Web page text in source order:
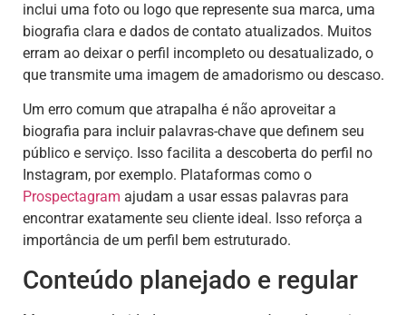
inclui uma foto ou logo que represente sua marca, uma
biografia clara e dados de contato atualizados. Muitos
erram ao deixar o perfil incompleto ou desatualizado, o
que transmite uma imagem de amadorismo ou descaso.
Um erro comum que atrapalha é não aproveitar a
biografia para incluir palavras-chave que definem seu
público e serviço. Isso facilita a descoberta do perfil no
Instagram, por exemplo. Plataformas como o
Prospectagram ajudam a usar essas palavras para
encontrar exatamente seu cliente ideal. Isso reforça a
importância de um perfil bem estruturado.
Conteúdo planejado e regular